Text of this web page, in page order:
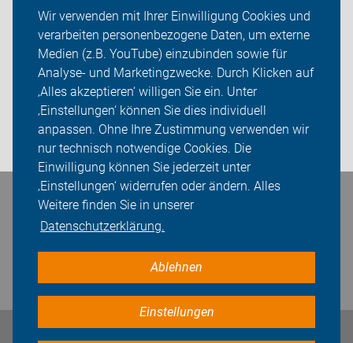
Wir verwenden mit Ihrer Einwilligung Cookies und
verarbeiten personenbezogene Daten, um externe
Medien (z.B. YouTube) einzubinden sowie für
Analyse- und Marketingzwecke. Durch Klicken auf
‚Alles akzeptieren‘ willigen Sie ein. Unter
‚Einstellungen‘ können Sie dies individuell
anpassen. Ohne Ihre Zustimmung verwenden wir
nur technisch notwendige Cookies. Die
Einwilligung können Sie jederzeit unter
‚Einstellungen‘ widerrufen oder ändern. Alles
Weitere finden Sie in unserer
Datenschutzerklärung.
Ablehnen
Einstellungen
ADFC Rhein-Neckar
Sei dabei
Presse
Login
Bleiben Sie in Kontakt